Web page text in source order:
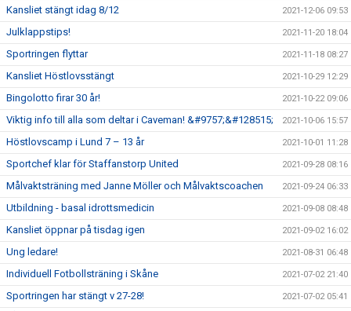
Kansliet stängt idag 8/12 2021-12-06 09:53
Julklappstips! 2021-11-20 18:04
Sportringen flyttar 2021-11-18 08:27
Kansliet Höstlovsstängt 2021-10-29 12:29
Bingolotto firar 30 år! 2021-10-22 09:06
Viktig info till alla som deltar i Caveman! &#9757;&#128515; 2021-10-06 15:57
Höstlovscamp i Lund 7 – 13 år 2021-10-01 11:28
Sportchef klar för Staffanstorp United 2021-09-28 08:16
Målvaktsträning med Janne Möller och Målvaktscoachen 2021-09-24 06:33
Utbildning - basal idrottsmedicin 2021-09-08 08:48
Kansliet öppnar på tisdag igen 2021-09-02 16:02
Ung ledare! 2021-08-31 06:48
Individuell Fotbollsträning i Skåne 2021-07-02 21:40
Sportringen har stängt v 27-28! 2021-07-02 05:41